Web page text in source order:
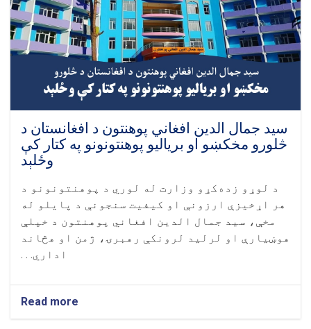
سید جمال الدین افغاني پوهنتون د افغانستان د
څلورو مخکښو او برياليو پوهنتونونو په کتار کې
وځلېد
د لوړو زده‌کړو وزارت له لوري د پوهنتونونو د
هر اړخيزې ارزونې او کيفيت سنجونې د پايلو له
مخې، سيد جمال الدین افغاني پوهنتون د خپلې
هوښيارې او لرليد لرونکې رهبرۍ، ژمن او هڅاند
اداري. . .
Read more
سید